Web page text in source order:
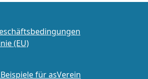
(EU)
für asVerein